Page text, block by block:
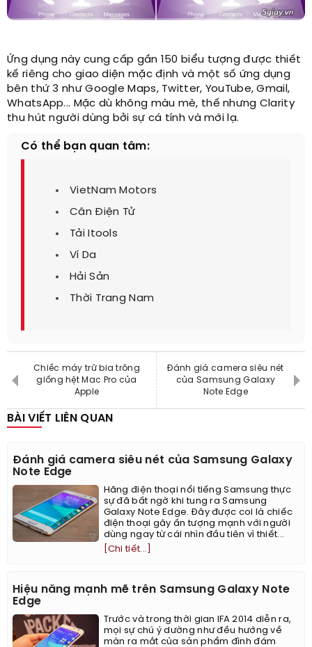
Ứng dụng này cung cấp gần 150 biểu tượng được thiết
kế riêng cho giao diện mặc định và một số ứng dụng
bên thứ 3 như Google Maps, Twitter, YouTube, Gmail,
WhatsApp... Mặc dù không màu mè, thế nhưng Clarity
thu hút người dùng bởi sự cá tính và mới lạ.
Có thể bạn quan tâm:
VietNam Motors
Cân Điện Tử
Tải Itools
Ví Da
Hải Sản
Thời Trang Nam
Chiếc máy trữ bia trông
giống hệt Mac Pro của
Apple
Đánh giá camera siêu nét
của Samsung Galaxy
Note Edge
BÀI VIẾT LIÊN QUAN
Đánh giá camera siêu nét của Samsung Galaxy
Note Edge
Hãng điện thoại nổi tiếng Samsung thực
sự đã bất ngờ khi tung ra Samsung
Galaxy Note Edge. Đây được coi là chiếc
điện thoại gây ấn tượng mạnh với người
dùng ngay từ cái nhìn đầu tiên vì thiết...
[Chi tiết...]
Hiệu năng mạnh mẽ trên Samsung Galaxy Note
Edge
Trước và trong thời gian IFA 2014 diễn ra,
mọi sự chú ý dường như đều hướng về
màn ra mắt của sản phẩm đình đám